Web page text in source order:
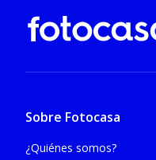
Sobre Fotocasa
¿Quiénes somos?